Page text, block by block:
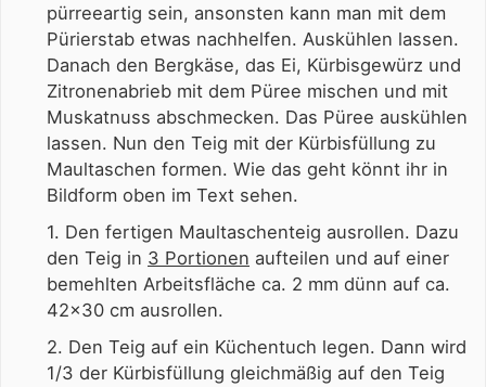
pürreeartig sein, ansonsten kann man mit dem
Pürierstab etwas nachhelfen. Auskühlen lassen.
Danach den Bergkäse, das Ei, Kürbisgewürz und
Zitronenabrieb mit dem Püree mischen und mit
Muskatnuss abschmecken. Das Püree auskühlen
lassen. Nun den Teig mit der Kürbisfüllung zu
Maultaschen formen. Wie das geht könnt ihr in
Bildform oben im Text sehen.
1. Den fertigen Maultaschenteig ausrollen. Dazu
den Teig in 3 Portionen aufteilen und auf einer
bemehlten Arbeitsfläche ca. 2 mm dünn auf ca.
42x30 cm ausrollen.
2. Den Teig auf ein Küchentuch legen. Dann wird
1/3 der Kürbisfüllung gleichmäßig auf den Teig